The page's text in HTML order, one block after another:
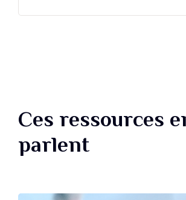
Ces ressources
parlent